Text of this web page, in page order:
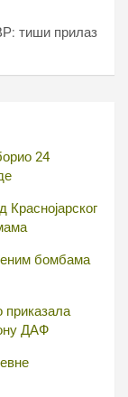
тиши прилаз
24
Краснојарског
бомбама
приказала
ДАФ